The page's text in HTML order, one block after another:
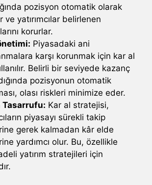
pozisyon otomatik olarak
ve yatırımcılar belirlenen
korurlar.
Piyasadaki ani
karşı korunmak için kar al
Belirli bir seviyede kazanç
pozisyonun otomatik
olası riskleri minimize eder.
Tasarrufu: Kar al stratejisi,
piyasayı sürekli takip
gerek kalmadan kâr elde
yardımcı olur. Bu, özellikle
yatırım stratejileri için